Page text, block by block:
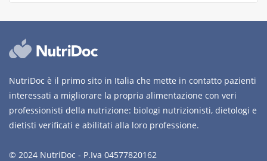
NutriDoc è il primo sito in Italia che mette in contatto pazienti
interessati a migliorare la propria alimentazione con veri
professionisti della nutrizione: biologi nutrizionisti, dietologi e
dietisti verificati e abilitati alla loro professione.
© 2024 NutriDoc - P.Iva 04577820162